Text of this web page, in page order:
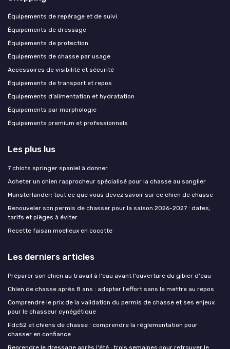
Équipements de repérage et de suivi
Équipements de dressage
Équipements de protection
Équipements de chasse par usage
Accessoires de visibilité et sécurité
Équipements de transport et repos
Équipements d’alimentation et hydratation
Équipements par morphologie
Équipements premium et professionnels
Les plus lus
7 chiots springer spaniel à donner
Acheter un chien rapprocheur spécialisé pour la chasse au sanglier
Munsterlander: tout ce que vous devez savoir sur ce chien de chasse
Renouveler son permis de chasser pour la saison 2026-2027 : dates,
tarifs et pièges à éviter
Recette faisan moelleux en cocotte
Les derniers articles
Préparer son chien au travail à l'eau avant l'ouverture du gibier d'eau
Chien de chasse après 8 ans : adapter l'effort sans le mettre au repos
Comprendre le prix de la validation du permis de chasse et ses enjeux
pour le chasseur cynégétique
Fdc52 et chiens de chasse : comprendre la réglementation pour
chasser en confiance
Reprendre le dressage après l'été : trois semaines pour retrouver le